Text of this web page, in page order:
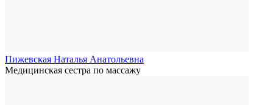
Пижевская Наталья Анатольевна
Медицинская сестра по массажу